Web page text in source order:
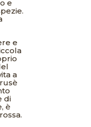
e
e
a
di
è